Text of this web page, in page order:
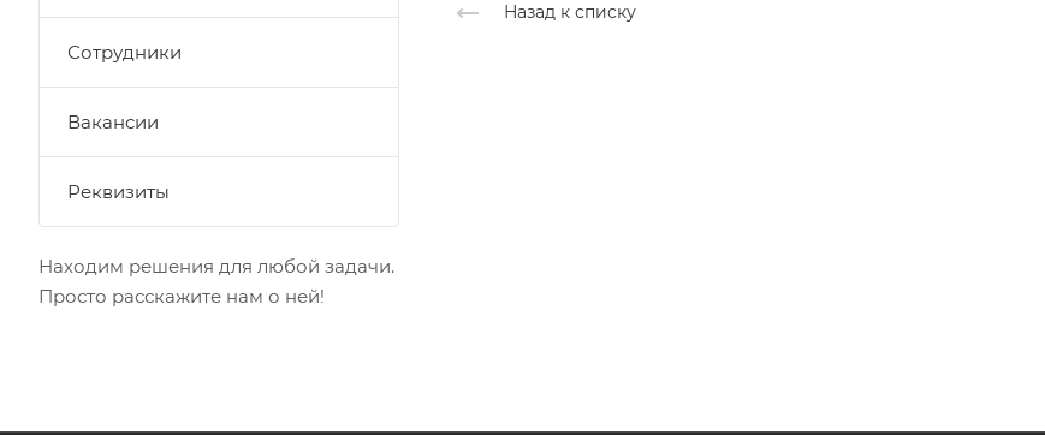
Назад к списку
Сотрудники
Вакансии
Реквизиты
Находим решения для любой задачи.
Просто расскажите нам о ней!